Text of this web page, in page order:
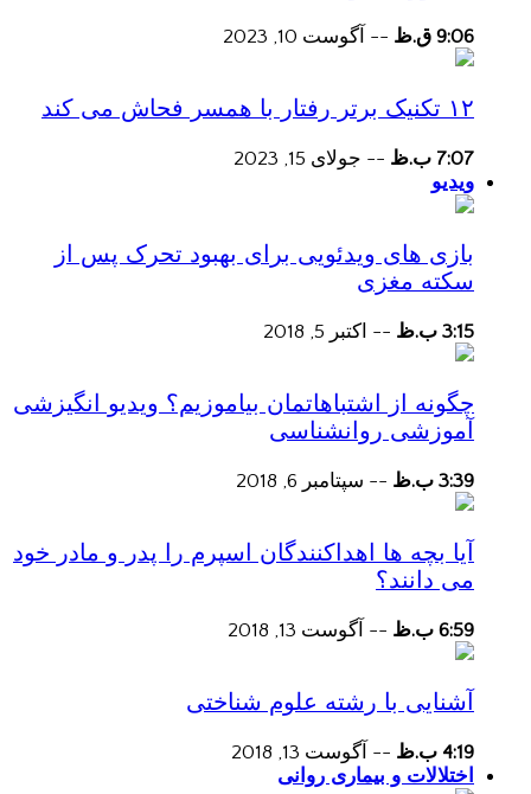
9:06 ق.ظ -- آگوست 10, 2023
۱۲ تکنیک برتر رفتار با همسر فحاش می کند
7:07 ب.ظ -- جولای 15, 2023
ویدیو
بازی های ویدئویی برای بهبود تحرک پس از
سکته مغزی
3:15 ب.ظ -- اکتبر 5, 2018
چگونه از اشتباهاتمان بیاموزیم؟ ویدیو انگیزشی
آموزشی روانشناسی
3:39 ب.ظ -- سپتامبر 6, 2018
آیا بچه ها اهداکنندگان اسپرم را پدر و مادر خود
می دانند؟
6:59 ب.ظ -- آگوست 13, 2018
آشنایی با رشته علوم شناختی
4:19 ب.ظ -- آگوست 13, 2018
اختلالات و بیماری روانی